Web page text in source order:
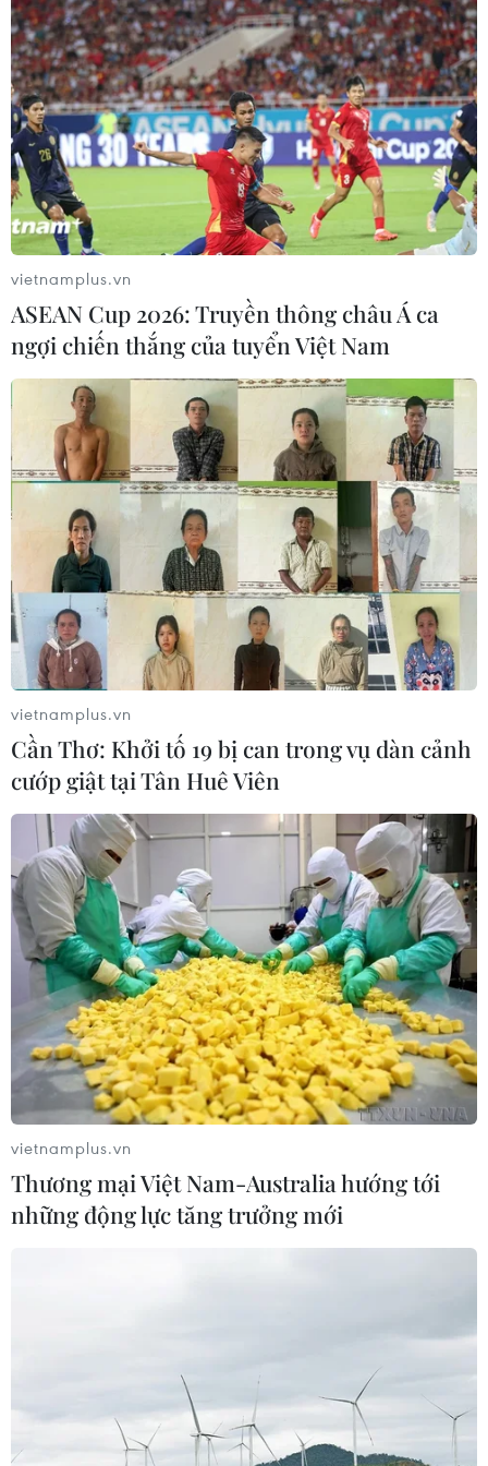
vietnamplus.vn
ASEAN Cup 2026: Truyền thông châu Á ca
ngợi chiến thắng của tuyển Việt Nam
vietnamplus.vn
Cần Thơ: Khởi tố 19 bị can trong vụ dàn cảnh
cướp giật tại Tân Huê Viên
vietnamplus.vn
Thương mại Việt Nam-Australia hướng tới
những động lực tăng trưởng mới